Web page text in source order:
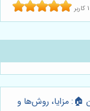
1 کاربر
🏠: مزایا، روش‌ها و